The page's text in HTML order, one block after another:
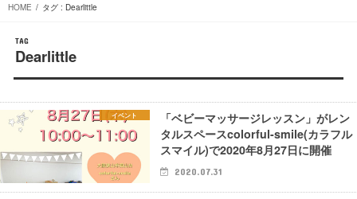
HOME タグ : Dearlittle
TAG
Dearlittle
イベント
「ベビーマッサージレッスン」がレン
タルスペースcolorful-smile(カラフル
スマイル)で2020年8月27日に開催
2020.07.31